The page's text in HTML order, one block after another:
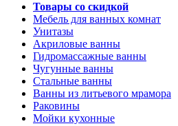
Товары со скидкой
Мебель для ванных комнат
Унитазы
Акриловые ванны
Гидромассажные ванны
Чугунные ванны
Стальные ванны
Ванны из литьевого мрамора
Раковины
Мойки кухонные